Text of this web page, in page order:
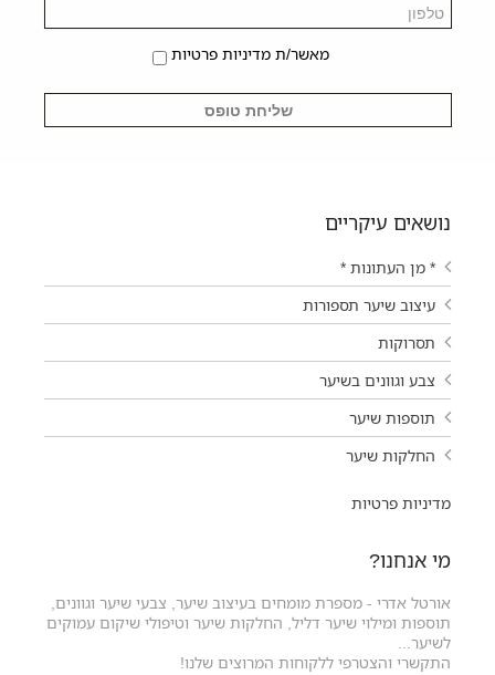
מאשר/ת מדיניות פרטיות
נושאים עיקריים
* מן העתונות *
עיצוב שיער תספורות
תסרוקות
צבע וגוונים בשיער
תוספות שיער
החלקות שיער
מדיניות פרטיות
מי אנחנו?
אורטל אדרי - מספרת מומחים בעיצוב שיער, צבעי שיער וגוונים,
תוספות ומילוי שיער דליל, החלקות שיער וטיפולי שיקום עמוקים
לשיער...
התקשרי והצטרפי ללקוחות המרוצים שלנו!